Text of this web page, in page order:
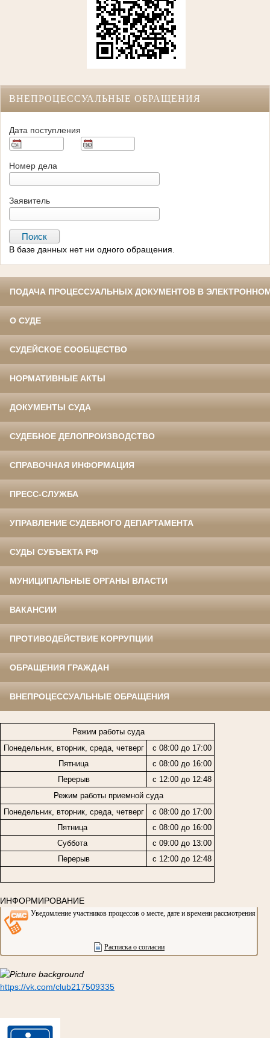
ВНЕПРОЦЕССУАЛЬНЫЕ ОБРАЩЕНИЯ
Дата поступления
Номер дела
Заявитель
В базе данных нет ни одного обращения.
ПОДАЧА ПРОЦЕССУАЛЬНЫХ ДОКУМЕНТОВ В
О СУДЕ
СУДЕЙСКОЕ СООБЩЕСТВО
НОРМАТИВНЫЕ АКТЫ
ДОКУМЕНТЫ СУДА
СУДЕБНОЕ ДЕЛОПРОИЗВОДСТВО
СПРАВОЧНАЯ ИНФОРМАЦИЯ
ПРЕСС-СЛУЖБА
УПРАВЛЕНИЕ СУДЕБНОГО ДЕПАРТАМЕНТА
СУДЫ СУБЪЕКТА РФ
МУНИЦИПАЛЬНЫЕ ОРГАНЫ ВЛАСТИ
ВАКАНСИИ
ПРОТИВОДЕЙСТВИЕ КОРРУПЦИИ
ОБРАЩЕНИЯ ГРАЖДАН
ВНЕПРОЦЕССУАЛЬНЫЕ ОБРАЩЕНИЯ
Режим работы суда
Понедельник, вторник, среда, четверг
с 08:00 до 17:00
Пятница
с 08:00 до 16:00
Перерыв
с 12:00 до 12:48
Режим работы приемной суда
Понедельник, вторник, среда, четверг
с 08:00 до 17:00
Пятница
с 08:00 до 16:00
Суббота
с 09:00 до 13:00
Перерыв
с 12:00 до 12:48
ИНФОРМИРОВАНИЕ
Уведомление участников процессов о месте, дате и времени рассмотрения
Расписка о согласии
https://vk.com/club217509335